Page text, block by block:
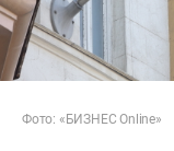
Фото: «БИЗНЕС Online»